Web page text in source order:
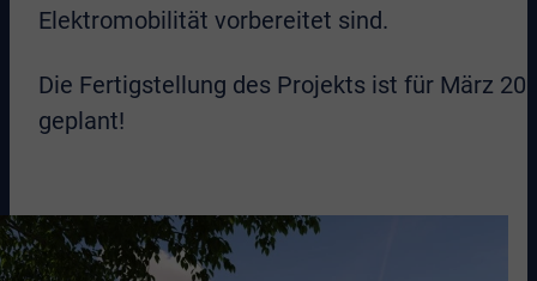
Elektromobilität vorbereitet sind.
Die Fertigstellung des Projekts ist für März
geplant!